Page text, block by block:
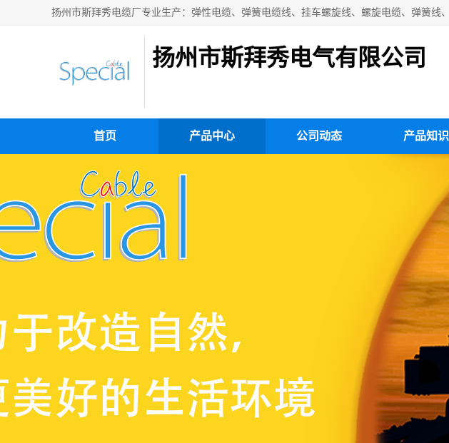
扬州市斯拜秀电气有限公司
首页 产品中心 公司动态 产品知识